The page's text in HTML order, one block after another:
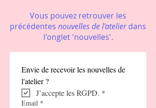
Vous pouvez retrouver les
précédentes nouvelles de l'atelierdans
l'onglet 'nouvelles'.
Envie de recevoir les nouvelles de
l'atelier ?
J’accepte les RGPD. *
Email *